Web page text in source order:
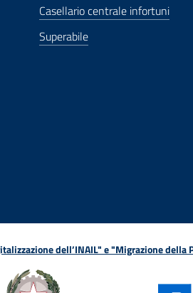
Casellario centrale infortuni
Superabile
dell’INAIL" e "Migrazione della